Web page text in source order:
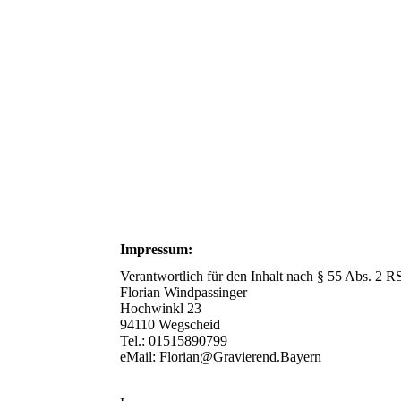
Impressum:
Verantwortlich für den Inhalt nach § 55 Abs. 2
Florian Windpassinger
Hochwinkl 23
94110 Wegscheid
Tel.: 01515890799
eMail: Florian@Gravierend.Bayern